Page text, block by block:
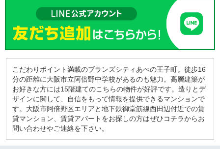
こだわりポイント満載のブランズシティあべの王子町。徒歩16
分の距離に大阪市立阿倍野中学校があるのも魅力。高層建築が
お好きな方には15階建てのこちらの物件が好評です。造りとデ
ザインに関して、自信をもって情報を提供できるマンションで
す。大阪市阿倍野区エリアと地下鉄御堂筋線西田辺付近での賃
貸マンション、賃貸アパートをお探しの方はぜひコチラからお
問い合わせやご連絡を下さい。